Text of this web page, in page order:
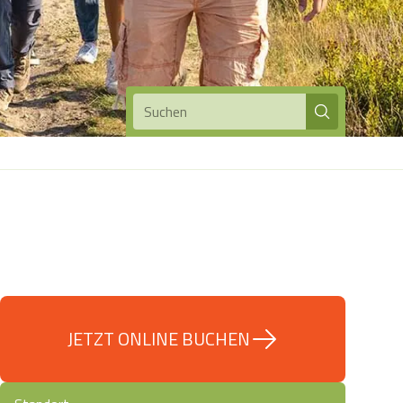
Suchen
JETZT ONLINE BUCHEN